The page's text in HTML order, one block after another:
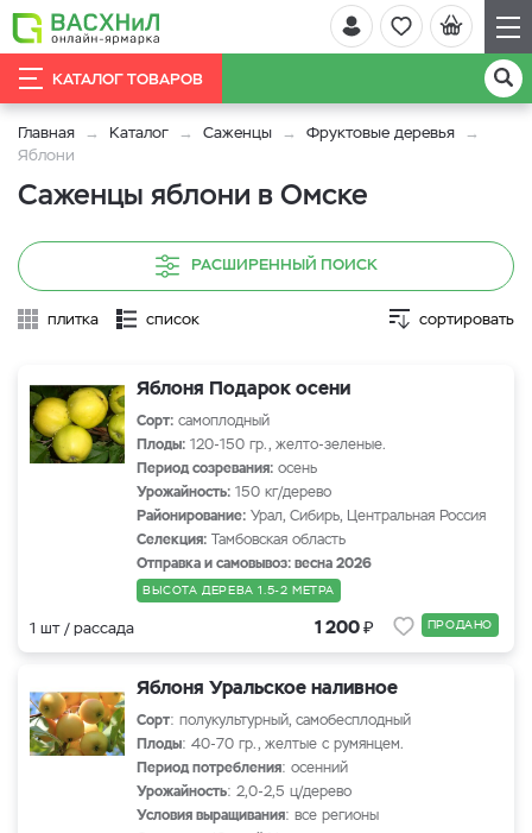
КАТАЛОГ ТОВАРОВ
Главная Каталог Саженцы
Фруктовые деревья
Яблони
Саженцы яблони в Омске
РАСШИРЕННЫЙ ПОИСК
плитка список сортировать
Яблоня Подарок осени
Сорт: самоплодный
Плоды: 120-150 гр., желто-зеленые.
Период созревания: осень
Урожайность: 150 кг/дерево
Районирование: Урал, Сибирь, Центральная Россия
Селекция: Тамбовская область
Отправка и самовывоз: весна 2026
ВЫСОТА ДЕРЕВА 1.5-2 МЕТРА
1 шт / рассада 1 200₽ ПРОДАНО
Яблоня Уральское наливное
Сорт: полукультурный, самобесплодный
Плоды: 40-70 гр., желтые с румянцем.
Период потребления: осенний
Урожайность: 2,0-2,5 ц/дерево
Условия выращивания: все регионы